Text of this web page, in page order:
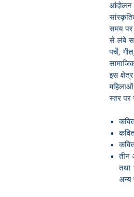
आंदोलन
समय पर
से लंबे
पर्चे,
इस
महिलाओं
स्तर पर
तीन
तथा
अन्य